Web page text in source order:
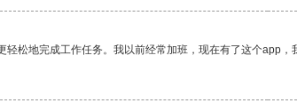
松地完成工作任务。我以前经常加班，现在有了这个app，